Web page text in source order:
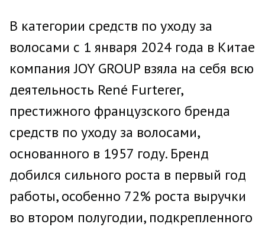
В категории средств по уходу за
волосами с 1 января 2024 года в Китае
компания JOY GROUP взяла на себя всю
деятельность René Furterer,
престижного французского бренда
средств по уходу за волосами,
основанного в 1957 году. Бренд
добился сильного роста в первый год
работы, особенно 72% роста выручки
во втором полугодии, подкрепленного